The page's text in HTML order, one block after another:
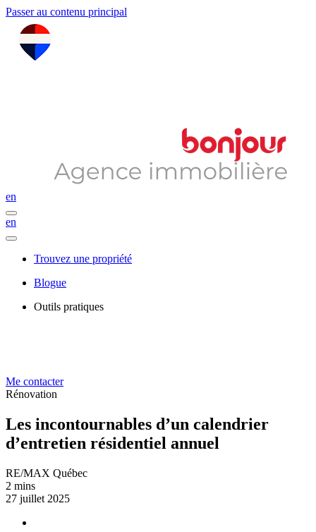
Passer au contenu principal
en
en
Trouvez une propriété
Blogue
Outils pratiques
Me contacter
Rénovation
Les incontournables d’un calendrier
d’entretien résidentiel annuel
RE/MAX Québec
2 mins
27 juillet 2025